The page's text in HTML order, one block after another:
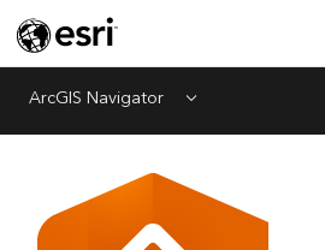
ArcGIS Navigator Menu